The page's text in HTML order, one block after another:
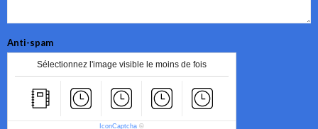
Anti-spam
Sélectionnez l'image visible le moins de fois
IconCaptcha ©